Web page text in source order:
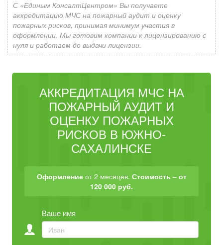
С «Единым КонсалтЦентром» Вы получаете
аккредитацию МЧС на пожарный аудит и оценку
пожарных рисков, принимая минимум участия в
оформлении. Мы готовим компании к лицензированию с
нуля и работаем до выдачи лицензии.
АККРЕДИТАЦИЯ МЧС НА
ПОЖАРНЫЙ АУДИТ И
ОЦЕНКУ ПОЖАРНЫХ
РИСКОВ В ЮЖНО-
САХАЛИНСКЕ
Оформлениеот 2 месяцев. Стоимость – от
120 000 руб.
Ваше имя